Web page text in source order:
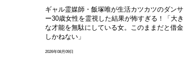
ギャル霊媒師・飯塚唯が生活カツカツのダンサ
ー30歳女性を霊視した結果が怖すぎる！「大き
な才能を無駄にしている女。このままだと借金
しかねない」
2026年08月09日